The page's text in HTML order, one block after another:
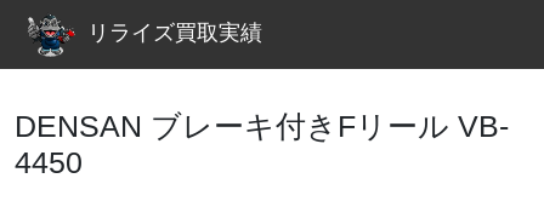
リライズ買取実績
DENSAN ブレーキ付きFリール VB-
4450